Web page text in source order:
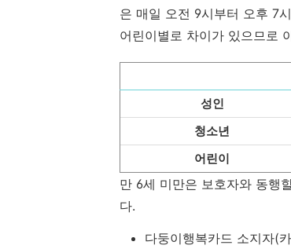
은 매일 오전 9시부터 오후 7
어린이별로 차이가 있으므로
성인
청소년
어린이
만 6세 미만은 보호자와 동행
다.
다둥이행복카드 소지자(